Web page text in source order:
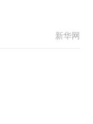
新华网